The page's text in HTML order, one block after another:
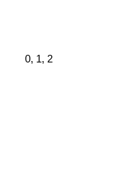
0, 1, 2